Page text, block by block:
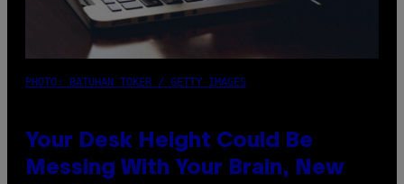
PHOTO: BATUHAN TOKER / GETTY IMAGES
Your Desk Height Could Be
Messing With Your Brain, New